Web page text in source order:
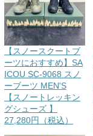
【スノースクートブ
ーツにおすすめ】SA
ICOU SC-9068 スノ
ーブーツ MEN'S
【スノートレッキン
グシューズ 】
27,280円（税込）